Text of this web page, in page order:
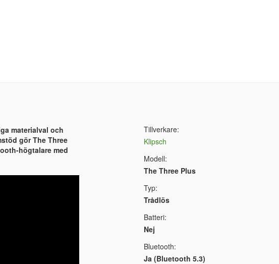
materialval och
gör The Three
högtalare med
Tillverkare:
Klipsch
Modell:
The Three Plus
Typ:
Trådlös
Batteri:
Nej
Bluetooth:
Ja (Bluetooth 5.3)